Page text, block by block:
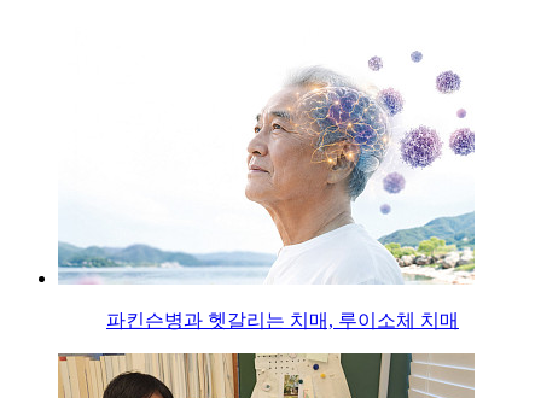
파킨슨병과 헷갈리는 치매, 루이소체 치매